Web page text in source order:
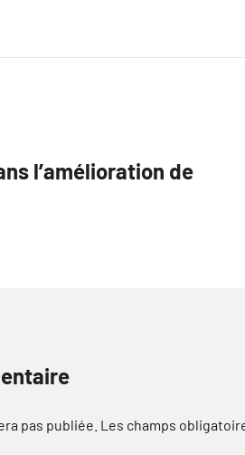
l’amélioration de
pas publiée. Les champs